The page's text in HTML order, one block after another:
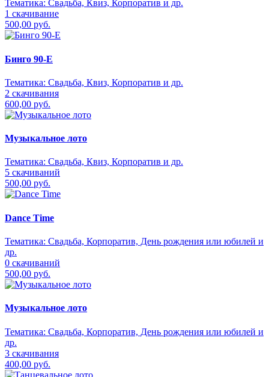
Тематика: Свадьба, Квиз, Корпоратив и др.
1 скачивание
500,00 руб.
Бинго 90-Е
Тематика: Свадьба, Квиз, Корпоратив и др.
2 скачивания
600,00 руб.
Музыкальное лото
Тематика: Свадьба, Квиз, Корпоратив и др.
5 скачиваний
500,00 руб.
Dance Time
Тематика: Свадьба, Корпоратив, День рождения или юбилей и
др.
0 скачиваний
500,00 руб.
Музыкальное лото
Тематика: Свадьба, Корпоратив, День рождения или юбилей и
др.
3 скачивания
400,00 руб.